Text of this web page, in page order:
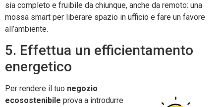
sia completo e fruibile da chiunque, anche da remoto: una
mossa smart per liberare spazio in ufficio e fare un favore
all’ambiente.
5. Effettua un efficientamento
energetico
Per rendere il tuo negozio
ecosostenibile prova a introdurre